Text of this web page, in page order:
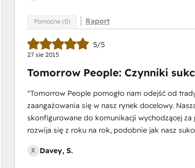
Pomocne (0) Raport
5/5
27 sie 2015
Tomorrow People: Czynniki
"Tomorrow People pomogło nam odejść od
zaangażowania się w nasz rynek docelowy.
skonfigurowane do komunikacji wychodzącej
rozwija się z roku na rok, podobnie jak nasz
Davey, S.